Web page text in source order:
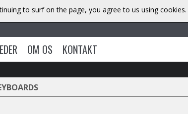
OM OS KONTAKT
to surf on the page, you agree to us using cookies.